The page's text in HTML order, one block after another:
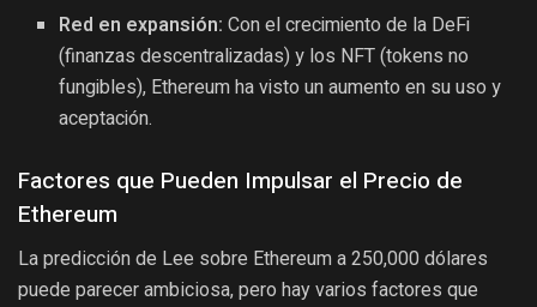
Red en expansión: Con el crecimiento de la DeFi
(finanzas descentralizadas) y los NFT (tokens no
fungibles), Ethereum ha visto un aumento en su uso y
aceptación.
Factores que Pueden Impulsar el Precio de
Ethereum
La predicción de Lee sobre Ethereum a 250,000 dólares
puede parecer ambiciosa, pero hay varios factores que